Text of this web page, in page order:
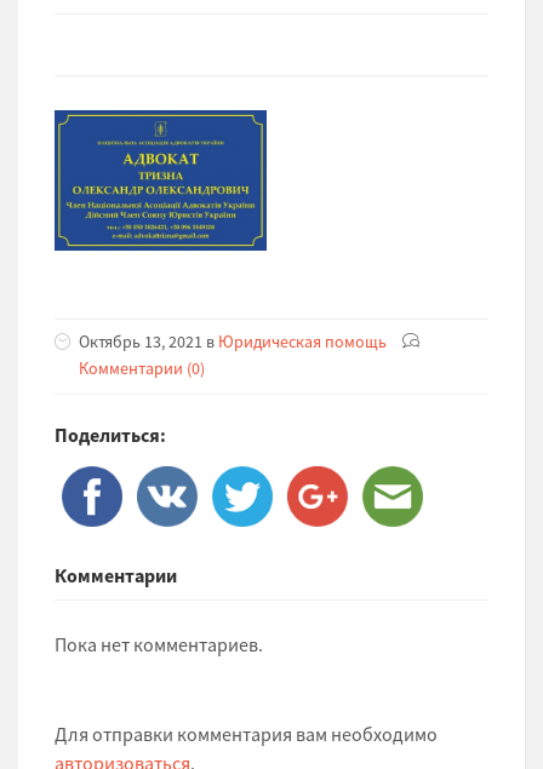
Октябрь 13, 2021 в Юридическая помощь
Комментарии (0)
Поделиться:
Комментарии
Пока нет комментариев.
Для отправки комментария вам необходимо
авторизоваться.